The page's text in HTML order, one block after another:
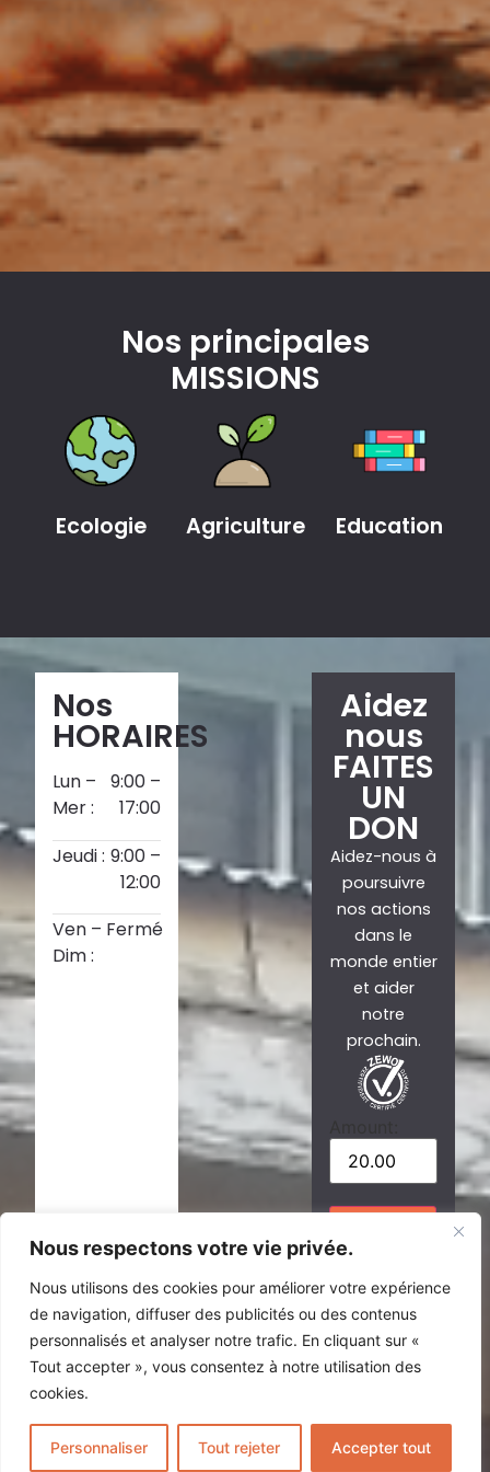
Nous respectons votre vie privée.
Nous utilisons des cookies pour améliorer votre expérience
de navigation, diffuser des publicités ou des contenus
personnalisés et analyser notre trafic. En cliquant sur «
Tout accepter », vous consentez à notre utilisation des
cookies.
Personnaliser Tout rejeter Accepter tout
Nos principales
MISSIONS
Ecologie Agriculture Education
Nos
HORAIRES
Lun –
Mer :
9:00 –
17:00
Jeudi : 9:00 –
12:00
Ven –
Dim :
Fermé
Aidez
nous
FAITES
UN
DON
Aidez-nous à
poursuivre
nos actions
dans le
monde entier
et aider
notre
prochain.
OU
IBAN : CH85
0900 0000
1200 8306 4
NOS FRERES